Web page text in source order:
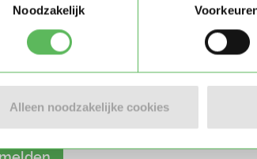
Noodzakelijk
Alleen noodzakelijke cookies
profielen in mijn omgeving per e-mail
ga je akkoord met de Algemene voorwaarden